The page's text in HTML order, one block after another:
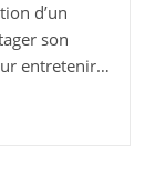
d’un
son
entretenir…